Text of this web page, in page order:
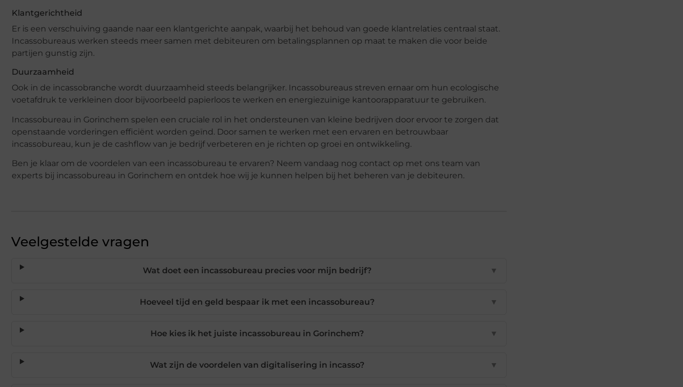
Klantgerichtheid
Er is een verschuiving gaande naar een klantgerichte aanpak, waarbij het behoud van goede klantrelaties centraal staat.
Incassobureaus werken steeds meer samen met debiteuren om betalingsplannen op maat te maken die voor beide
partijen gunstig zijn.
Duurzaamheid
Ook in de incassobranche wordt duurzaamheid steeds belangrijker. Incassobureaus streven ernaar om hun ecologische
voetafdruk te verkleinen door bijvoorbeeld papierloos te werken en energiezuinige kantoorapparatuur te gebruiken.
Incassobureau in Gorinchem spelen een cruciale rol in het ondersteunen van kleine bedrijven door ervoor te zorgen dat
openstaande vorderingen efficiënt worden geïnd. Door samen te werken met een ervaren en betrouwbaar
incassobureau, kun je de cashflow van je bedrijf verbeteren en je richten op groei en ontwikkeling.
Ben je klaar om de voordelen van een incassobureau te ervaren? Neem vandaag nog contact op met ons team van
experts bij incassobureau in Gorinchem en ontdek hoe wij je kunnen helpen bij het beheren van je debiteuren.
Veelgestelde vragen
Wat doet een incassobureau precies voor mijn bedrijf? ▼
Hoeveel tijd en geld bespaar ik met een incassobureau? ▼
Hoe kies ik het juiste incassobureau in Gorinchem? ▼
Wat zijn de voordelen van digitalisering in incasso? ▼